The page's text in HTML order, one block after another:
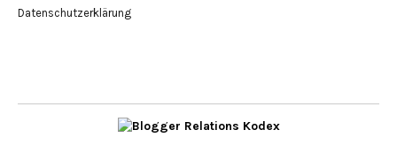
Datenschutzerklärung